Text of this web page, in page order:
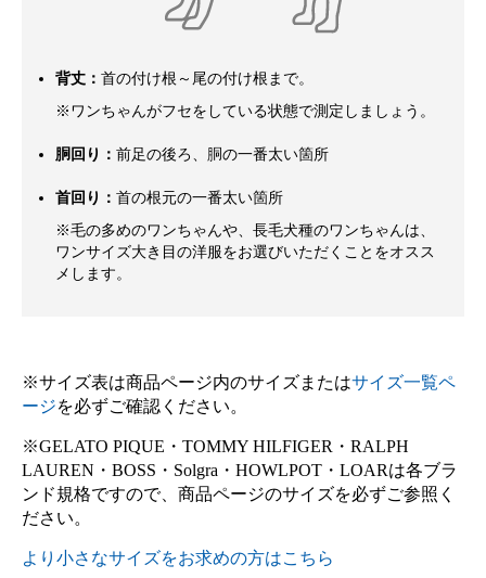
背丈： 首の付け根～尾の付け根まで。
※ワンちゃんがフセをしている状態で測定しましょう。
胴回り： 前足の後ろ、胴の一番太い箇所
首回り： 首の根元の一番太い箇所
※毛の多めのワンちゃんや、長毛犬種のワンちゃんは、
ワンサイズ大き目の洋服をお選びいただくことをオスス
メします。
※サイズ表は商品ページ内のサイズまたはサイズ一覧ペ
ージを必ずご確認ください。
※GELATO PIQUE・TOMMY HILFIGER・RALPH
LAUREN・BOSS・Solgra・HOWLPOT・LOARは各ブラ
ンド規格ですので、商品ページのサイズを必ずご参照く
ださい。
より小さなサイズをお求めの方はこちら